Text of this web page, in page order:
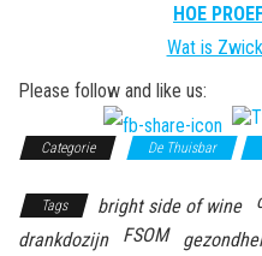
HOE
Wat is
Please follow and like us:
Categorie De Thuisbar
Tags bright side of wine
drankdozijn
FSOM